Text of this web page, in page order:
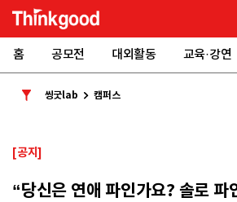
홈 공모전 대외활동 교육·강연
씽굿lab 캠퍼스
[공지]
“당신은 연애 파인가요? 솔로 파